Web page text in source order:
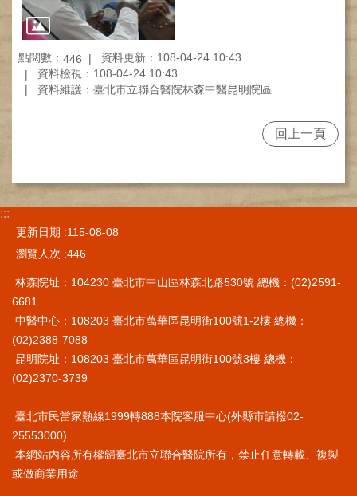
費
基
準
圍
通
資
院
區
特
色
醫
簡
介
健
康
點閱數： 446
資料更新：108-04-24 10:43
資料檢視：108-04-24 10:43
資料維護：臺北市立聯合醫院林森中醫昆明院區
回上一頁
:::
更新日期
115-08-08
瀏覽人次 446
林森院址：104230 臺北市中山區林森北路530號 總機：(02)2591-
6681
中醫中心：108203 臺北市萬華區昆明街100號1-2樓 總機：
(02)2388-7088
昆明院址：108203 臺北市萬華區昆明街100號3樓 總機：
(02)2370-3739
臺北市民當家熱線1999轉888本院客服中心(外縣市請撥02-
25553000)
本網站內容所有權歸臺北市立聯合醫院所有，禁止任意轉載、複製
或做商業用途